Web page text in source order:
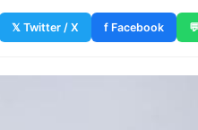
𝕏 Twitter / X f Facebook